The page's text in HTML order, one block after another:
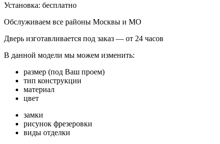
Установка: бесплатно
Обслуживаем все районы Москвы и МО
Дверь изготавливается под заказ — от 24 часов
В данной модели мы можем изменить:
размер (под Ваш проем)
тип конструкции
материал
цвет
замки
рисунок фрезеровки
виды отделки